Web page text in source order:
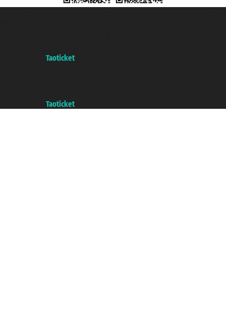
Taoticket
Taoticket